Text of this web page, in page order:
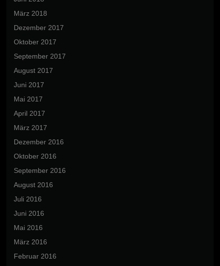
März 2018
Dezember 2017
Oktober 2017
September 2017
August 2017
Juni 2017
Mai 2017
April 2017
März 2017
Dezember 2016
Oktober 2016
September 2016
August 2016
Juli 2016
Juni 2016
Mai 2016
März 2016
Februar 2016